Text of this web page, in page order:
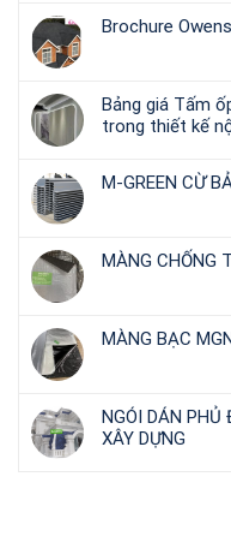
Brochure
Bảng giá Tấm
trong thiết kế
M-GREEN CỪ
MÀNG CHỐNG
MÀNG BẠC
NGÓI DÁN PHỦ
XÂY DỰNG